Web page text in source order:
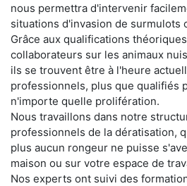
nous permettra d'intervenir
situations d'invasion de surmulots
Grâce aux qualifications
collaborateurs sur les animaux
ils se trouvent être à l'heure
professionnels, plus que qualifiés
n'importe quelle prolifération.
Nous travaillons dans notre
professionnels de la dératisation,
plus aucun rongeur ne puisse
maison ou sur votre espace de
Nos experts ont suivi des